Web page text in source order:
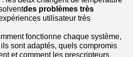
des problèmes très
utilisateur très
fonctionne chaque système,
sont adaptés, quels compromis
et comment les prescripteurs